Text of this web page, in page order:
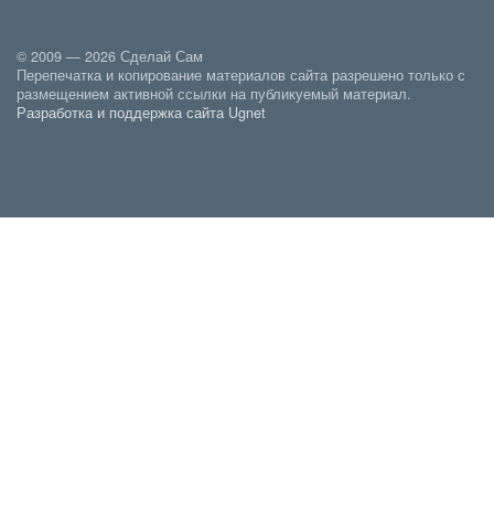
© 2009 — 2026 Сделай Сам
Перепечатка и копирование материалов сайта разрешено только с
размещением активной ссылки на публикуемый материал.
Разработка и поддержка сайта Ugnet